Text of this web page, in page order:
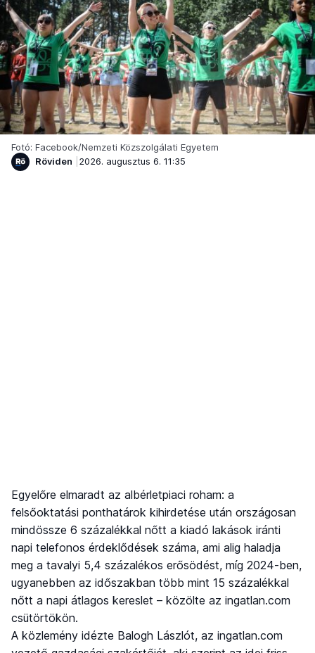
Fotó: Facebook/Nemzeti Közszolgálati Egyetem
Röviden
2026. augusztus 6. 11:35
Egyelőre elmaradt az albérletpiaci roham: a
felsőoktatási ponthatárok kihirdetése után országosan
mindössze 6 százalékkal nőtt a kiadó lakások iránti
napi telefonos érdeklődések száma, ami alig haladja
meg a tavalyi 5,4 százalékos erősödést, míg 2024-ben,
ugyanebben az időszakban több mint 15 százalékkal
nőtt a napi átlagos kereslet – közölte az ingatlan.com
csütörtökön.
A közlemény idézte Balogh Lászlót, az ingatlan.com